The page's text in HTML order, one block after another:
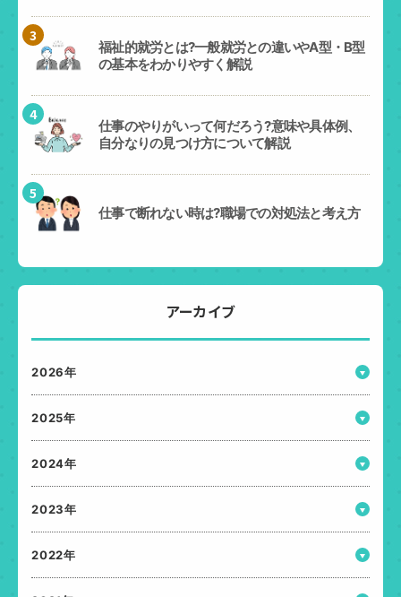
3
福祉的就労とは?一般就労との違いやA型・B型
の基本をわかりやすく解説
4
仕事のやりがいって何だろう?意味や具体例、
自分なりの見つけ方について解説
5
仕事で断れない時は?職場での対処法と考え方
アーカイブ
2026年
2025年
2024年
2023年
2022年